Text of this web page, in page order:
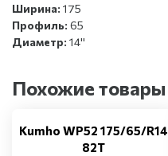
Ширина: 175
Профиль: 65
Диаметр: 14''
Похожие товары
Kumho WP52 175/65/R14
82T